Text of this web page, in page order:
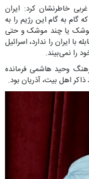
خاطرنشان کرد: ایران
گام به گام این رژیم را به
یا چند موشک و حتی
ایران را ندارد، اسرائیل
را نمی‌بیند.
وحید هاشمی فرمانده
اهل بیت، آذریان بود.